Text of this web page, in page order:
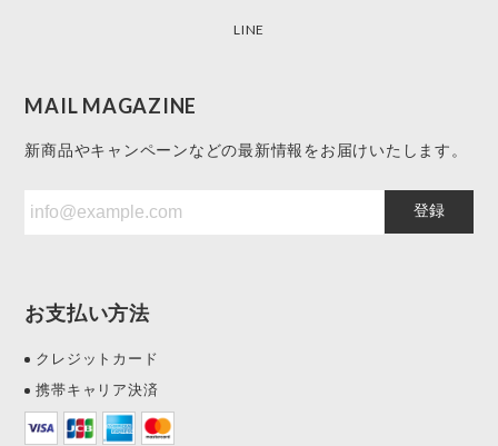
LINE
MAIL MAGAZINE
新商品やキャンペーンなどの最新情報をお届けいたします。
登録
お支払い方法
クレジットカード
携帯キャリア決済